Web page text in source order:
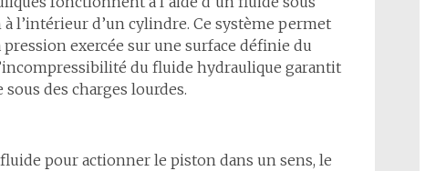
l’intérieur d’un cylindre. Ce système permet
exercée sur une surface définie du
du fluide hydraulique garantit
des charges lourdes.
pour actionner le piston dans un sens, le